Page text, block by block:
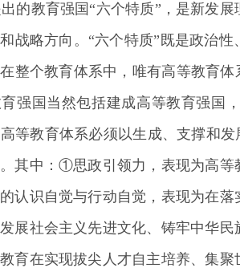
的教育强国“六个特质”，是新发
战略方向。“六个特质”既是政治
整个教育体系中，唯有高等教育
育强国当然包括建成高等教育强国
等教育体系必须以生成、支撑和
其中：①思政引领力，表现为高
认识自觉与行动自觉，表现为在
展社会主义先进文化、铸牢中华
育在实现拔尖人才自主培养、集